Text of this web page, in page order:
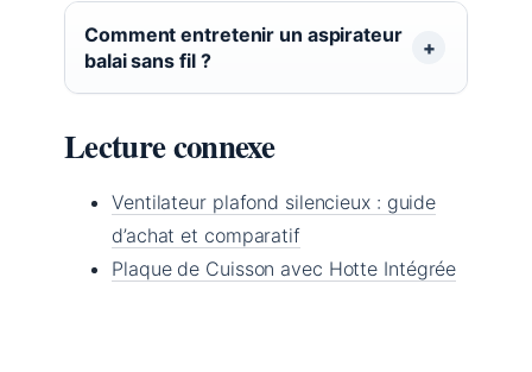
Comment entretenir un aspirateur
balai sans fil ?
Lecture connexe
Ventilateur plafond silencieux : guide
d’achat et comparatif
Plaque de Cuisson avec Hotte Intégrée